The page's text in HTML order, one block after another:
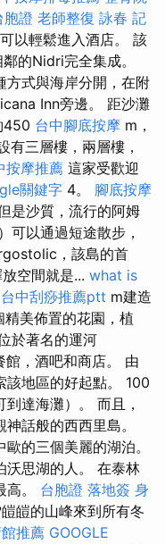
證 老師整復 詠春 記
以輕鬆進入酒店。 該
的Nidri完全集成。
方式與海岸分開，在附
Inn旁邊。 距沙灘
450 台中腳底按摩 m，
有三層樓，兩層樓，
按摩推薦 這家受歡迎
關鍵字 4。 腳底按摩
是沙質，流行的阿姆
可以通過短途散步，
，該島的首
空間就是... what is
台中刮痧推薦ptt m建造
精美佈置的花園，植
於著名的運河
，酒吧和商店。 由
該地區的好起點。 100
達海灘）。 而且，
話般的西西里島。
的三個美麗的湖泊。
沃思湖的人。 在泰林
。 台胞證 落地簽 身
皚的山峰來到所有冬
推薦 GOOGLE